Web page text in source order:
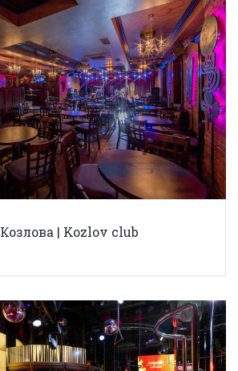
| Kozlov club